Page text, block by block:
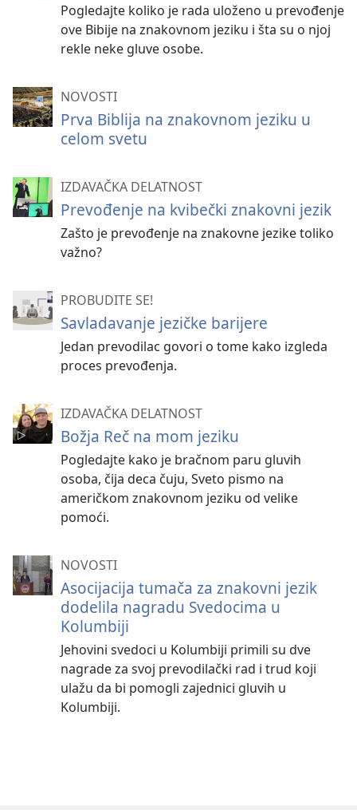
Pogledajte koliko je rada uloženo u prevođenje
ove Bibije na znakovnom jeziku i šta su o njoj
rekle neke gluve osobe.
NOVOSTI
Prva Biblija na znakovnom jeziku u
celom svetu
IZDAVAČKA DELATNOST
Prevođenje na kvibečki znakovni jezik
Zašto je prevođenje na znakovne jezike toliko
važno?
PROBUDITE SE!
Savladavanje jezičke barijere
Jedan prevodilac govori o tome kako izgleda
proces prevođenja.
IZDAVAČKA DELATNOST
Božja Reč na mom jeziku
Pogledajte kako je bračnom paru gluvih
osoba, čija deca čuju, Sveto pismo na
američkom znakovnom jeziku od velike
pomoći.
NOVOSTI
Asocijacija tumača za znakovni jezik
dodelila nagradu Svedocima u
Kolumbiji
Jehovini svedoci u Kolumbiji primili su dve
nagrade za svoj prevodilački rad i trud koji
ulažu da bi pomogli zajednici gluvih u
Kolumbiji.